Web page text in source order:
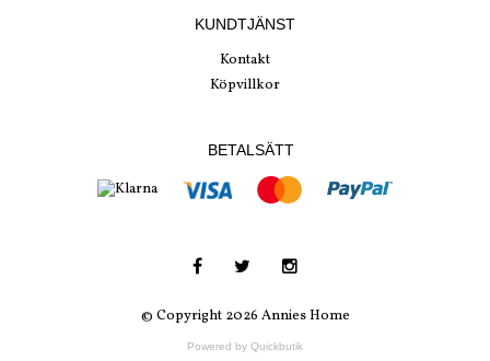
KUNDTJÄNST
Kontakt
Köpvillkor
BETALSÄTT
© Copyright 2026 Annies Home
Powered by Quickbutik